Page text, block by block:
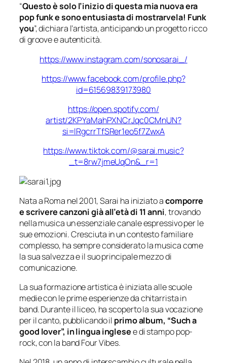
“Questo è solo l’inizio di questa mia nuova era
pop funk e sono entusiasta di mostrarvela! Funk
you”, dichiara l’artista, anticipando un progetto ricco
di groove e autenticità.
https://www.instagram.com/sonosarai_/
https://www.facebook.com/profile.php?
id=61569839173980
https://open.spotify.com/
artist/2KPYaMahPXNCrJqc0CMnUN?
si=lRgcrrTfSRer1eo5f7ZwxA
https://www.tiktok.com/@sarai.music?
_t=8rw7jmeUqOn&_r=1
Nata a Roma nel 2001, Sarai ha iniziato acomporre
e scrivere canzoni già all’età di 11 anni, trovando
nella musica un essenziale canale espressivo per le
sue emozioni. Cresciuta in un contesto familiare
complesso, ha sempre considerato la musica come
la sua salvezza e il suo principale mezzo di
comunicazione.
La sua formazione artistica è iniziata alle scuole
medie con le prime esperienze da chitarrista in
band. Durante il liceo, ha scoperto la sua vocazione
per il canto, pubblicando il primo album, “Such a
good lover”, in lingua inglesee di stampo pop-
rock, con la band Four Vibes.